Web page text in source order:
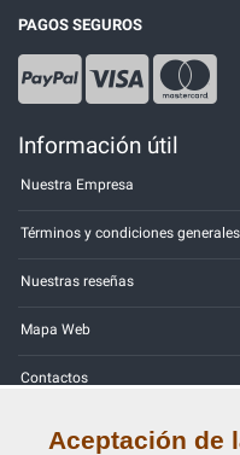
PAGOS SEGUROS
Información útil
Nuestra Empresa
Términos y condiciones
Nuestras reseñas
Mapa Web
Contactos
Aceptación de